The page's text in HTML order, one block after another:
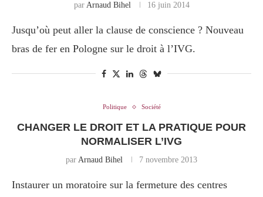
par Arnaud Bihel 16 juin 2014
Jusqu’où peut aller la clause de conscience ? Nouveau
bras de fer en Pologne sur le droit à l’IVG.
Politique Société
CHANGER LE DROIT ET LA PRATIQUE POUR
NORMALISER L’IVG
par Arnaud Bihel 7 novembre 2013
Instaurer un moratoire sur la fermeture des centres